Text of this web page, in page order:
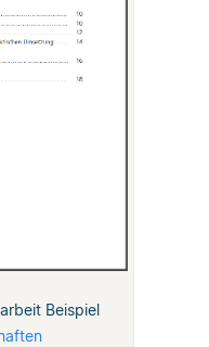
Beispiel